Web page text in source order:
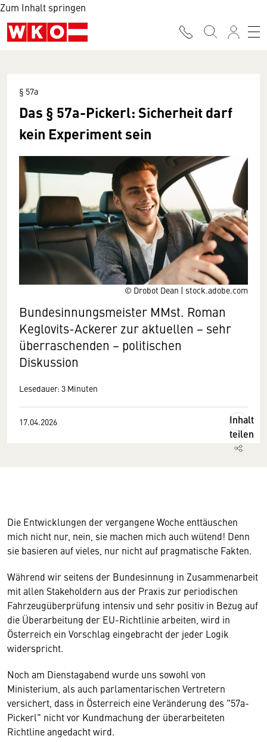
Zum Inhalt springen
© Drobot Dean | stock.adobe.com
§ 57a
Das § 57a-Pickerl: Sicherheit darf
kein Experiment sein
Bundesinnungsmeister MMst. Roman
Keglovits-Ackerer zur aktuellen − sehr
überraschenden − politischen
Diskussion
Lesedauer: 3 Minuten
17.04.2026
Inhalt
teilen
Die Entwicklungen der vergangene Woche enttäuschen
mich nicht nur, nein, sie machen mich auch wütend! Denn
sie basieren auf vieles, nur nicht auf pragmatische Fakten.
Während wir seitens der Bundesinnung in Zusammenarbeit
mit allen Stakeholdern aus der Praxis zur periodischen
Fahrzeugüberprüfung intensiv und sehr positiv in Bezug auf
die Überarbeitung der EU-Richtlinie arbeiten, wird in
Österreich ein Vorschlag eingebracht der jeder Logik
widerspricht.
Noch am Dienstagabend wurde uns sowohl von
Ministerium, als auch parlamentarischen Vertretern
versichert, dass in Österreich eine Veränderung des "57a-
Pickerl" nicht vor Kundmachung der überarbeiteten
Richtline angedacht wird.